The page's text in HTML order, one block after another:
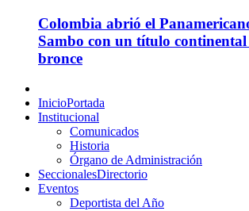
Colombia abrió el
Sambo con un título
bronce
Menú
principalInicioPortada
Institucional
Comunicados
Historia
Órgano de Administración
SeccionalesDirectorio
Eventos
Deportista del Año